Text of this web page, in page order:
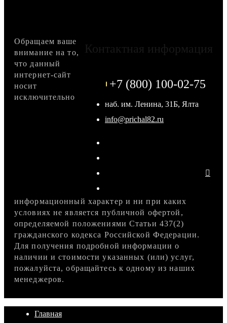
Контактная информация
+7 (800) 100-02-75
наб. им. Ленина, 31Б, Ялта
info@prichal82.ru
Обращаем ваше
внимание на то,
что данный
интернет-сайт
носит
исключительно
информационный характер и ни при каких
условиях не является публичной офертой,
определяемой положениями Статьи 437(2)
гражданского кодекса Российской Федерации.
Для получения подробной информации о
наличии и стоимости указанных (или) услуг,
пожалуйста, обращайтесь к одному из наших
менеджеров.
Главная